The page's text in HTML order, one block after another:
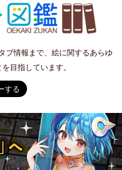
ブ情報まで、絵に関するあらゆ
目指しています。